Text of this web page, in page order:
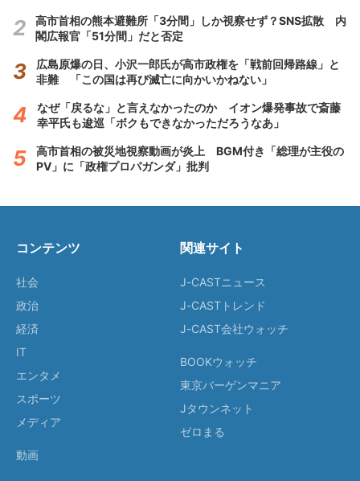
高市首相の熊本避難所「3分間」しか視察せず？SNS拡散 内
閣広報官「51分間」だと否定
広島原爆の日、小沢一郎氏が高市政権を「戦前回帰路線」と
非難 「この国は再び滅亡に向かいかねない」
なぜ「戻るな」と言えなかったのか イオン爆発事故で斎藤
幸平氏も逡巡「ボクもできなかっただろうなあ」
高市首相の被災地視察動画が炎上 BGM付き「総理が主役の
PV」に「政権プロパガンダ」批判
コンテンツ
社会
政治
経済
IT
エンタメ
スポーツ
メディア
動画
関連サイト
J-CASTニュース
J-CASTトレンド
J-CAST会社ウォッチ
BOOKウォッチ
東京バーゲンマニア
Jタウンネット
ゼロまる